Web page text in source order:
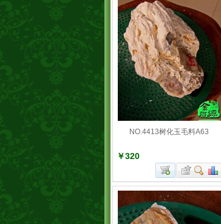
NO.4413树化玉毛料A63
￥320